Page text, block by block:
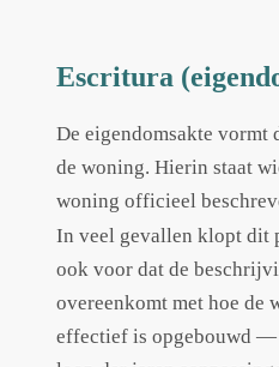
Escritura
De eigendomsakte vormt
de woning. Hierin staat
woning officieel
In veel gevallen klopt dit
ook voor dat de
overeenkomt met hoe de
effectief is opgebouwd —